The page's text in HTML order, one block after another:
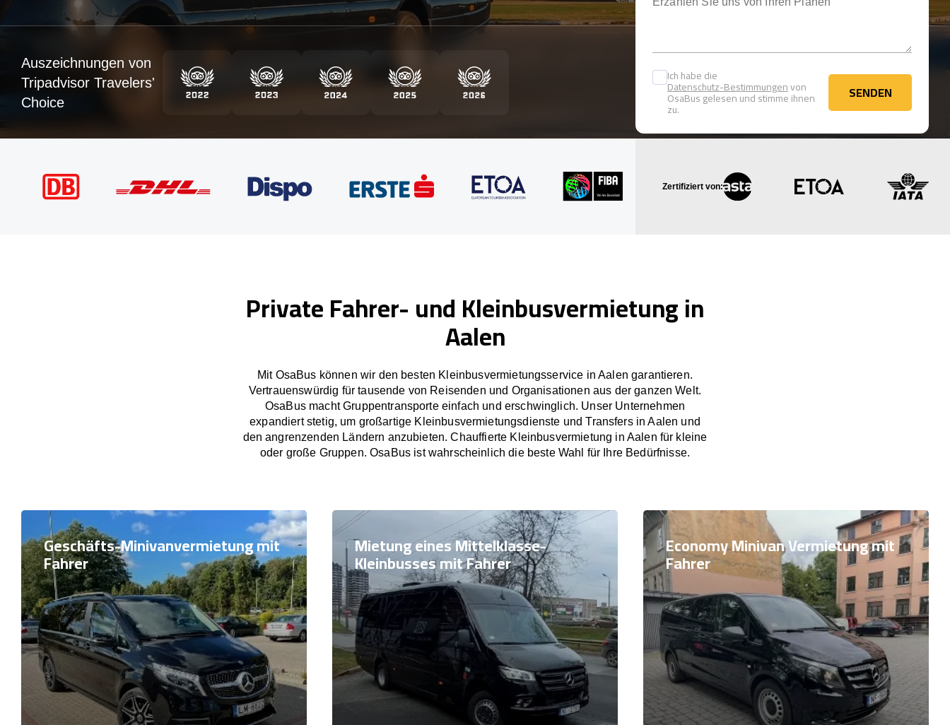
Ich habe die
Datenschutz-Bestimmungenvon
OsaBus gelesen und stimme ihnen
zu.
SENDEN
SENDEN
Auszeichnungen von
Tripadvisor Travelers'
Choice
Zertifiziert von:
Private Fahrer- und Kleinbusvermietung in
Aalen
Mit OsaBus können wir den besten Kleinbusvermietungsservice in Aalen garantieren.
Vertrauenswürdig für tausende von Reisenden und Organisationen aus der ganzen Welt.
OsaBus macht Gruppentransporte einfach und erschwinglich. Unser Unternehmen
expandiert stetig, um großartige Kleinbusvermietungsdienste und Transfers in Aalen und
den angrenzenden Ländern anzubieten. Chauffierte Kleinbusvermietung in Aalen für kleine
oder große Gruppen. OsaBus ist wahrscheinlich die beste Wahl für Ihre Bedürfnisse.
Geschäfts-Minivanvermietung mit
Fahrer
Mietung eines Mittelklasse-
Kleinbusses mit Fahrer
Economy Minivan Vermietung mit
Fahrer